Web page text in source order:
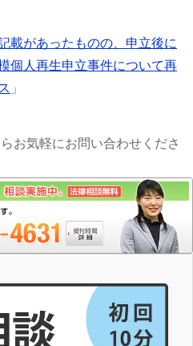
載があったものの、申立後に
個人再生申立事件について再
」
お気軽にお問い合わせくださ